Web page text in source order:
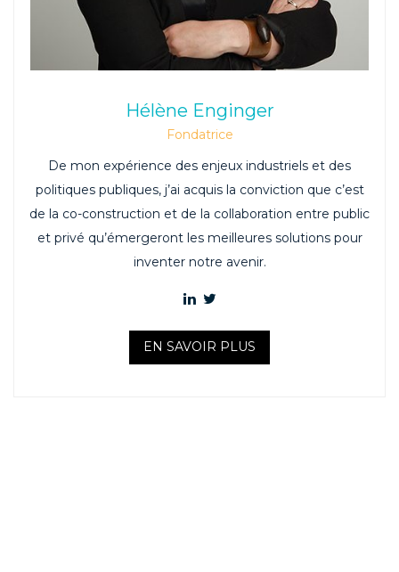
Hélène Enginger
Fondatrice
De mon expérience des enjeux industriels et des
politiques publiques, j’ai acquis la conviction que c’est
de la co-construction et de la collaboration entre public
et privé qu’émergeront les meilleures solutions pour
inventer notre avenir.
EN SAVOIR PLUS